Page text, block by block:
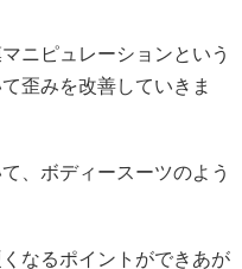
ニピュレーションという
歪みを改善していきま
、ボディースーツのよう
なるポイントができあが